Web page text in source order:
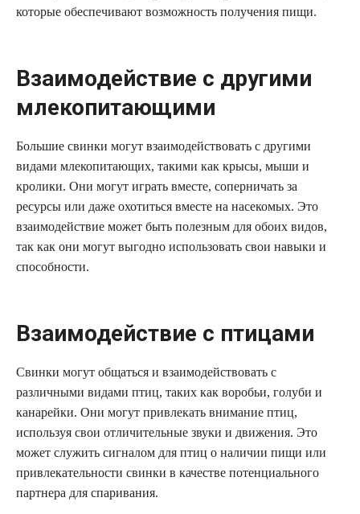
которые обеспечивают возможность получения пищи.
Взаимодействие с другими
млекопитающими
Большие свинки могут взаимодействовать с другими
видами млекопитающих, такими как крысы, мыши и
кролики. Они могут играть вместе, соперничать за
ресурсы или даже охотиться вместе на насекомых. Это
взаимодействие может быть полезным для обоих видов,
так как они могут выгодно использовать свои навыки и
способности.
Взаимодействие с птицами
Свинки могут общаться и взаимодействовать с
различными видами птиц, таких как воробьи, голуби и
канарейки. Они могут привлекать внимание птиц,
используя свои отличительные звуки и движения. Это
может служить сигналом для птиц о наличии пищи или
привлекательности свинки в качестве потенциального
партнера для спаривания.